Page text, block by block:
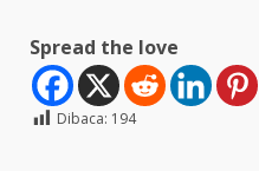
Spread the love
Dibaca: 194